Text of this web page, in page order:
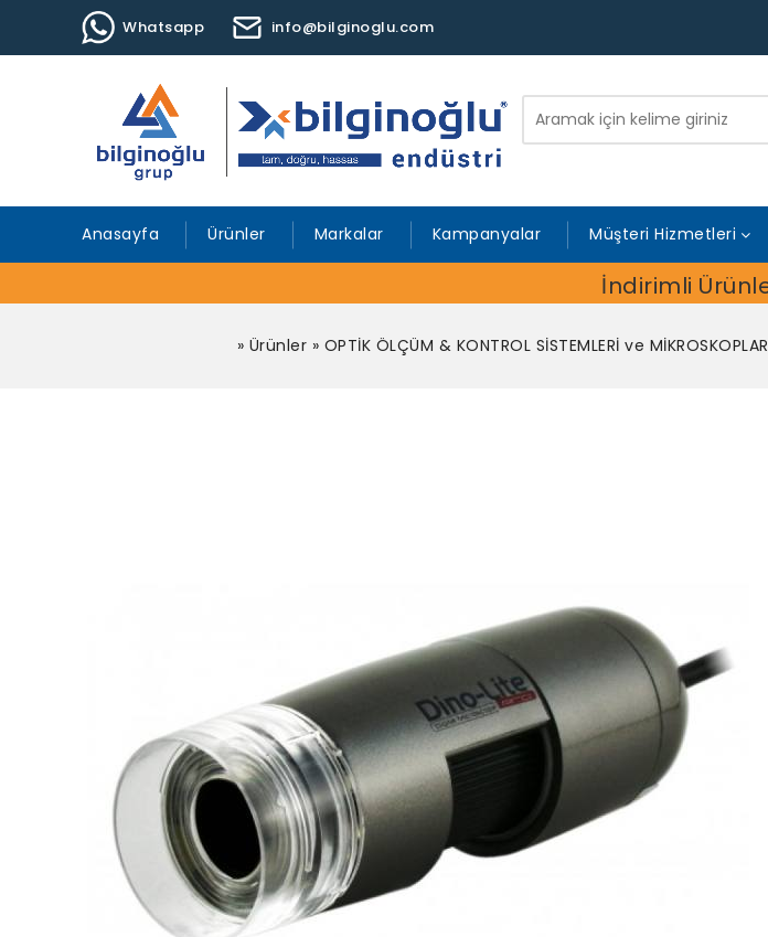
Whatsapp info@bilginoglu.com
Anasayfa Ürünler Markalar Kampanyalar Müşteri Hizmetleri
İndirimli
» Ürünler » OPTİK ÖLÇÜM & KONTROL SİSTEMLERİ ve MİKROSKOPLAR